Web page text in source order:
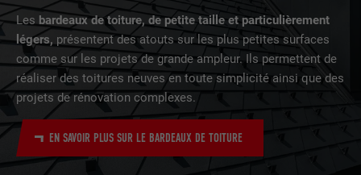
Les bardeaux de toiture, de petite taille et particulièrement
légers, présentent des atouts sur les plus petites surfaces
comme sur les projets de grande ampleur. Ils permettent de
réaliser des toitures neuves en toute simplicité ainsi que des
projets de rénovation complexes.
EN SAVOIR PLUS SUR LE BARDEAUX DE TOITURE